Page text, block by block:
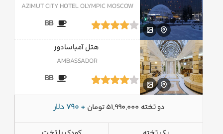
AZIMUT CITY HOTEL OLYMPIC MOSCOW
BB
هتل آمباسادور
AMBASSADOR
BB
دو تخته 51,990,000 تومان + 790 دلار